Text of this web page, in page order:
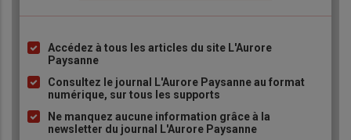
Liste
puce
Accédez à tous les articles du site L'Aurore
Paysanne
Consultez le journal L'Aurore Paysanne au format
numérique, sur tous les supports
Ne manquez aucune information grâce à la
newsletter du journal L'Aurore Paysanne